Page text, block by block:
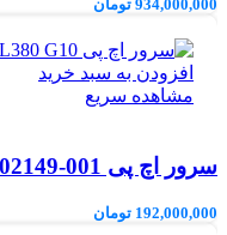
934,000,000 تومان
افزودن به سبد خرید
مشاهده سریع
سرور اچ پی DL380 Gen10 P02149-001
192,000,000 تومان